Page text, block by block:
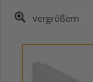
vergrößern